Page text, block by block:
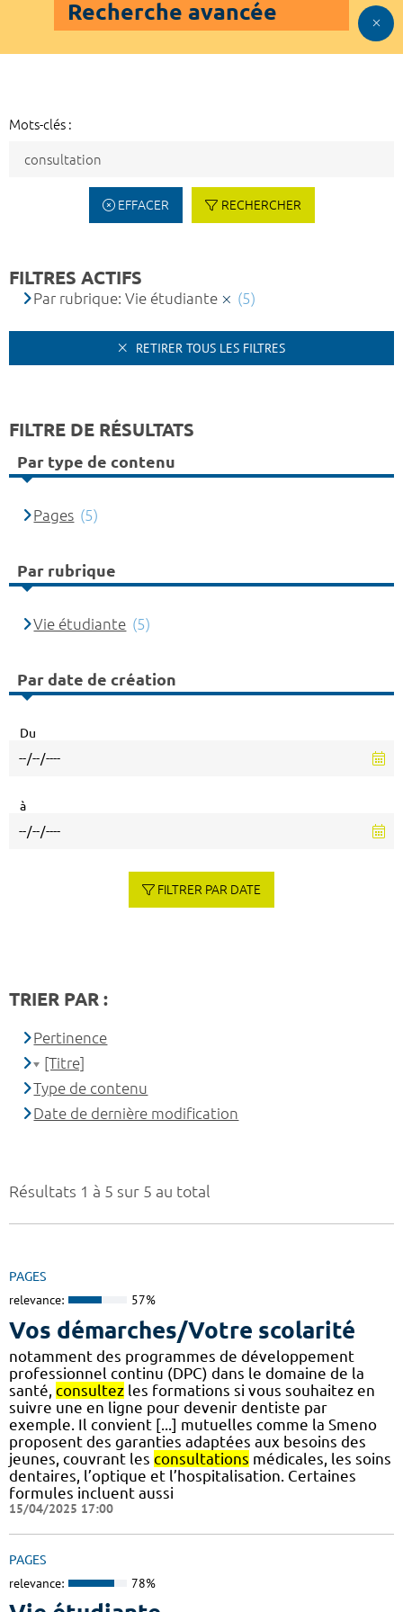
Recherche avancée
Mots-clés :
EFFACER RECHERCHER
Résultats 1 à 5 sur 5 au total
PAGES
relevance: 57%
Vos démarches/Votre scolarité
notamment des programmes de développement
professionnel continu (DPC) dans le domaine de la
santé, consultez les formations si vous souhaitez en
suivre une en ligne pour devenir dentiste par
exemple. Il convient [...] mutuelles comme la Smeno
proposent des garanties adaptées aux besoins des
jeunes, couvrant les consultations médicales, les soins
dentaires, l’optique et l’hospitalisation. Certaines
formules incluent aussi
15/04/2025 17:00
PAGES
relevance: 78%
FILTRES ACTIFS
Par rubrique: Vie étudiante (5)
RETIRER TOUS LES FILTRES
FILTRE DE RÉSULTATS
Par type de contenu
Pages (5)
Par rubrique
Vie étudiante (5)
Par date de création
Du
à
FILTRER PAR DATE
TRIER PAR :
Pertinence
[Titre]
Type de contenu
Date de dernière modification